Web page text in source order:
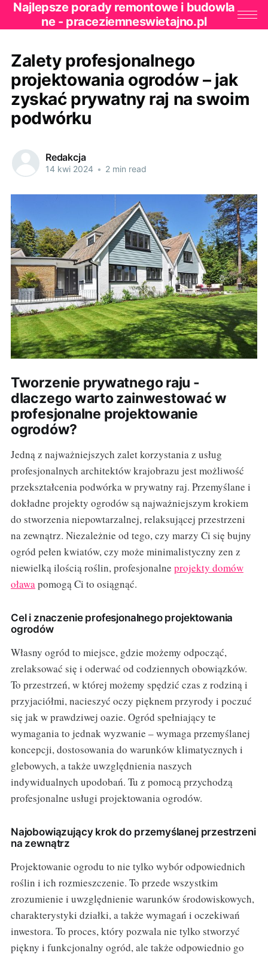
Najlepsze porady remontowe i budowla
ne - praceziemneswietajno.pl
Zalety profesjonalnego
projektowania ogrodów – jak
zyskać prywatny raj na swoim
podwórku
Redakcja
14 kwi 2024 • 2 min read
Tworzenie prywatnego raju -
dlaczego warto zainwestować w
profesjonalne projektowanie
ogrodów?
Jedną z najważniejszych zalet korzystania z usług
profesjonalnych architektów krajobrazu jest możliwość
przekształcenia podwórka w prywatny raj. Przemyślane i
dokładne projekty ogrodów są najważniejszym krokiem
do stworzenia niepowtarzalnej, relaksującej przestrzeni
na zewnątrz. Niezależnie od tego, czy marzy Ci się bujny
ogród pełen kwiatów, czy może minimalistyczny zen z
niewielką ilością roślin, profesjonalne projekty domów
oławapomogą Ci to osiągnąć.
Cel i znaczenie profesjonalnego projektowania
ogrodów
Własny ogród to miejsce, gdzie możemy odpocząć,
zrelaksować się i oderwać od codziennych obowiązków.
To przestrzeń, w której możemy spędzić czas z rodziną i
przyjaciółmi, nacieszyć oczy pięknem przyrody i poczuć
się jak w prawdziwej oazie. Ogród spełniający te
wymagania to jednak wyzwanie – wymaga przemyślanej
koncepcji, dostosowania do warunków klimatycznych i
glebowych, a także uwzględnienia naszych
indywidualnych upodobań. Tu z pomocą przychodzą
profesjonalne usługi projektowania ogrodów.
Najobowiązujący krok do przemyślanej przestrzeni
na zewnątrz
Projektowanie ogrodu to nie tylko wybór odpowiednich
roślin i ich rozmieszczenie. To przede wszystkim
zrozumienie i uwzględnienie warunków środowiskowych,
charakterystyki działki, a także wymagań i oczekiwań
inwestora. To proces, który pozwala nie tylko stworzyć
piękny i funkcjonalny ogród, ale także odpowiednio go